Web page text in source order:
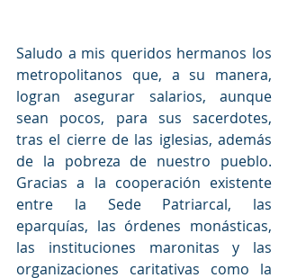
Saludo a mis queridos hermanos los
metropolitanos que, a su manera,
logran asegurar salarios, aunque
sean pocos, para sus sacerdotes,
tras el cierre de las iglesias, además
de la pobreza de nuestro pueblo.
Gracias a la cooperación existente
entre la Sede Patriarcal, las
eparquías, las órdenes monásticas,
las instituciones maronitas y las
organizaciones caritativas como la